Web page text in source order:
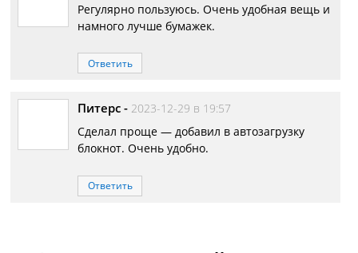
Регулярно пользуюсь. Очень удобная вещь и
намного лучше бумажек.
Ответить
Питерс - 2023-12-29 в 19:57
Сделал проще — добавил в автозагрузку
блокнот. Очень удобно.
Ответить